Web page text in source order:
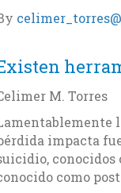
M. Torres
impacta
conocidos
como